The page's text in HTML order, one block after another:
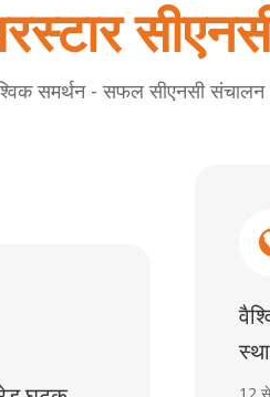
समर्थन - सफल सीएनसी